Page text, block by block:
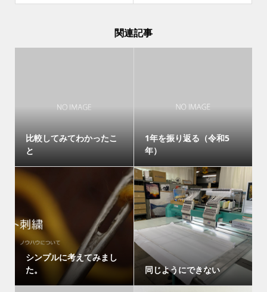
関連記事
比較してみてわかったこ
と
1年を振り返る（令和5
年）
シンプルに考えてみまし
た。
同じようにできない